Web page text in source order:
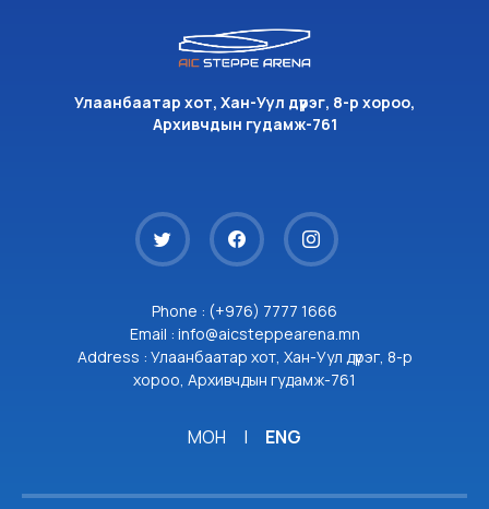
Улаанбаатар хот, Хан-Уул дүүрэг, 8-р хороо,
Архивчдын гудамж-761
Phone : (+976) 7777 1666
Email : info@aicsteppearena.mn
Address : Улаанбаатар хот, Хан-Уул дүүрэг, 8-р
хороо, Архивчдын гудамж-761
МОН | ENG